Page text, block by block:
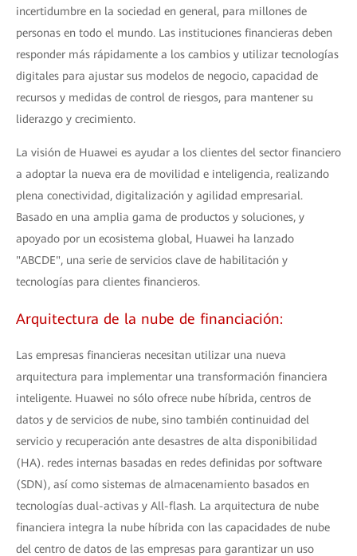
incertidumbre en la sociedad en general, para millones de
personas en todo el mundo. Las instituciones financieras deben
responder más rápidamente a los cambios y utilizar tecnologías
digitales para ajustar sus modelos de negocio, capacidad de
recursos y medidas de control de riesgos, para mantener su
liderazgo y crecimiento.
La visión de Huawei es ayudar a los clientes del sector financiero
a adoptar la nueva era de movilidad e inteligencia, realizando
plena conectividad, digitalización y agilidad empresarial.
Basado en una amplia gama de productos y soluciones, y
apoyado por un ecosistema global, Huawei ha lanzado
"ABCDE", una serie de servicios clave de habilitación y
tecnologías para clientes financieros.
Arquitectura de la nube de financiación:
Las empresas financieras necesitan utilizar una nueva
arquitectura para implementar una transformación financiera
inteligente. Huawei no sólo ofrece nube híbrida, centros de
datos y de servicios de nube, sino también continuidad del
servicio y recuperación ante desastres de alta disponibilidad
(HA). redes internas basadas en redes definidas por software
(SDN), así como sistemas de almacenamiento basados en
tecnologías dual-activas y All-flash. La arquitectura de nube
financiera integra la nube híbrida con las capacidades de nube
del centro de datos de las empresas para garantizar un uso